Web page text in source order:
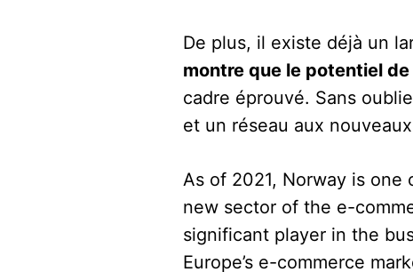
De plus, il existe déjà un
montre que le potentiel
cadre éprouvé. Sans
et un réseau aux
As of 2021, Norway is
new sector of the e-
significant player in the
Europe’s e-commerce